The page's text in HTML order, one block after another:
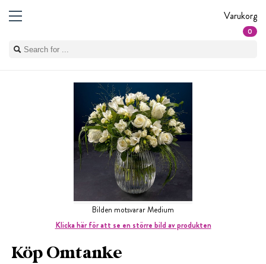
Varukorg
0
Bilden motsvarar Medium
Klicka här för att se en större bild av produkten
Köp Omtanke